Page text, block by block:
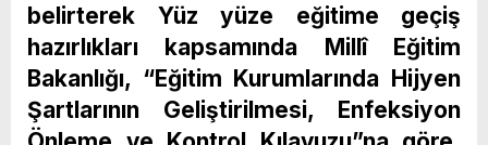
belirterek Yüz yüze eğitime geçiş
hazırlıkları kapsamında Millî Eğitim
Bakanlığı, “Eğitim Kurumlarında Hijyen
Şartlarının Geliştirilmesi, Enfeksiyon